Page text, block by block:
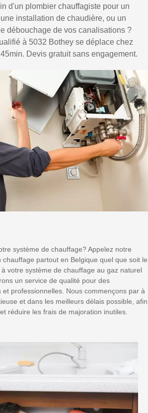
d'un plombier chauffagiste pour un
installation de chaudière, ou un
débouchage de vos canalisations ?
à 5032 Bothey se déplace chez
Devis gratuit sans engagement.
système de chauffage? Appelez notre
chauffage partout en Belgique quel que soit le
votre système de chauffage au gaz naturel
un service de qualité pour des
et professionnelles. Nous commençons par à
et dans les meilleurs délais possible, afin
réduire les frais de majoration inutiles.